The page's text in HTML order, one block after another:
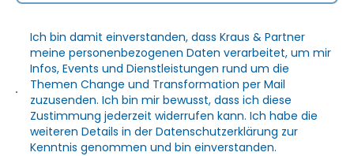
Ich bin damit einverstanden, dass Kraus & Partner
meine personenbezogenen Daten verarbeitet, um mir
Infos, Events und Dienstleistungen rund um die
Themen Change und Transformation per Mail
zuzusenden. Ich bin mir bewusst, dass ich diese
Zustimmung jederzeit widerrufen kann. Ich habe die
weiteren Details in derDatenschutzerklärung zur
Kenntnis genommen und bin einverstanden.